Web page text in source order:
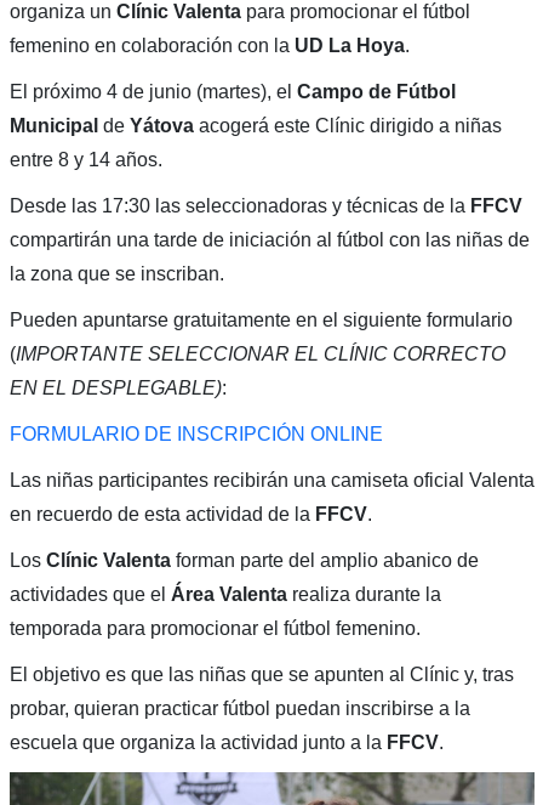
organiza un Clínic Valentapara promocionar el fútbol
femenino en colaboración con la UD La Hoya.
El próximo 4 de junio (martes), el Campo de Fútbol
Municipal de Yátova acogerá este Clínic dirigido a niñas
entre 8 y 14 años.
Desde las 17:30 las seleccionadoras y técnicas de la FFCV
compartirán una tarde de iniciación al fútbol con las niñas de
la zona que se inscriban.
Pueden apuntarse gratuitamente en el siguiente formulario
(IMPORTANTE SELECCIONAR EL CLÍNIC CORRECTO
EN EL DESPLEGABLE):
FORMULARIO DE INSCRIPCIÓN ONLINE
Las niñas participantes recibirán una camiseta oficial Valenta
en recuerdo de esta actividad de la FFCV.
Los Clínic Valenta forman parte del amplio abanico de
actividades que el Área Valenta realiza durante la
temporada para promocionar el fútbol femenino.
El objetivo es que las niñas que se apunten al Clínic y, tras
probar, quieran practicar fútbol puedan inscribirse a la
escuela que organiza la actividad junto a la FFCV.